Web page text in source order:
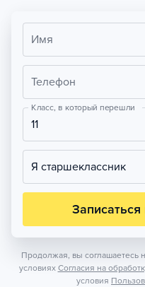
Имя
Телефон
Класс, в который перешли
11
Я старшеклассник
Продолжая, вы соглашаетесь
условиях Согласия на
условия